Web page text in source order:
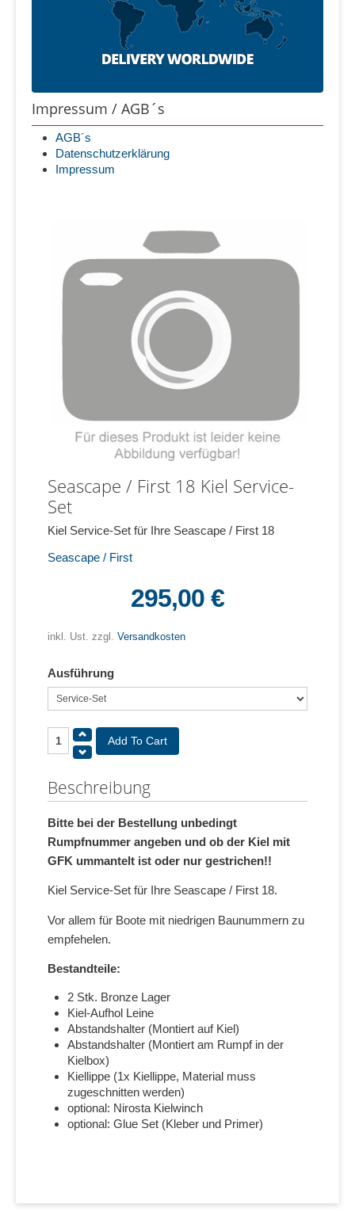
Impressum / AGB´s
AGB´s
Datenschutzerklärung
Impressum
Seascape / First 18 Kiel Service-
Set
Kiel Service-Set für Ihre Seascape / First 18
Seascape / First
295,00 €
inkl. Ust. zzgl. Versandkosten
Ausführung
Beschreibung
Bitte bei der Bestellung unbedingt
Rumpfnummer angeben und ob der Kiel mit
GFK ummantelt ist oder nur gestrichen!!
Kiel Service-Set für Ihre Seascape / First 18.
Vor allem für Boote mit niedrigen Baunummern zu
empfehelen.
Bestandteile:
2 Stk. Bronze Lager
Kiel-Aufhol Leine
Abstandshalter (Montiert auf Kiel)
Abstandshalter (Montiert am Rumpf in der
Kielbox)
Kiellippe (1x Kiellippe, Material muss
zugeschnitten werden)
optional: Nirosta Kielwinch
optional: Glue Set (Kleber und Primer)